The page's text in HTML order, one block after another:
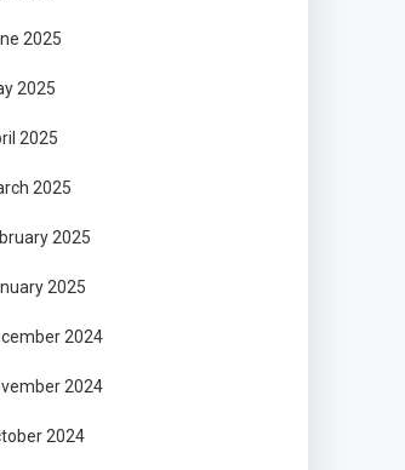
2025
2025
2025
2025
2025
2025
2024
2024
2024